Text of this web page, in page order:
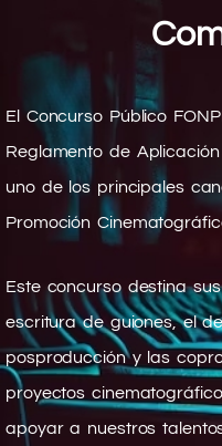
El Concurso Público
Reglamento de
uno de los principales
Promoción
Este concurso destina
escritura de guiones, el
posproducción y las
proyectos
apoyar a nuestros